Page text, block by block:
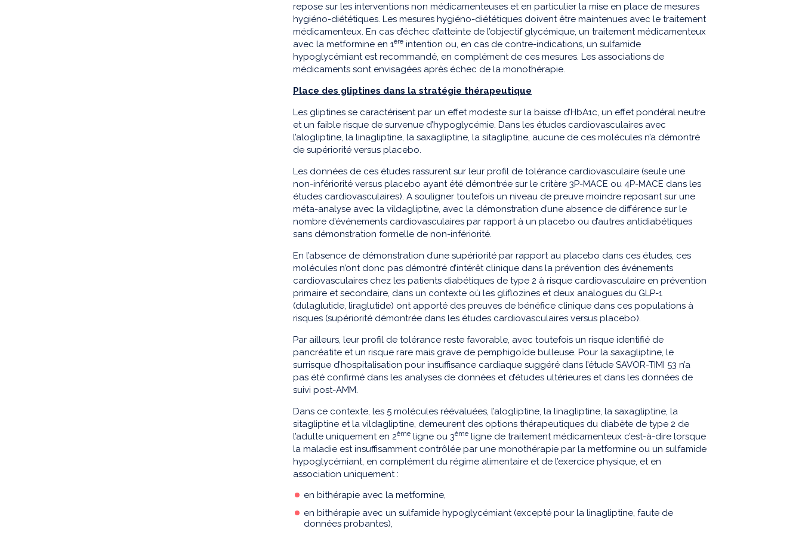
repose sur les interventions non médicamenteuses et en particulier la mise en place de mesures
hygiéno-diététiques. Les mesures hygiéno-diététiques doivent être maintenues avec le traitement
médicamenteux. En cas d’échec d’atteinte de l’objectif glycémique, un traitement médicamenteux
avec la metformine en 1ère intention ou, en cas de contre-indications, un sulfamide
hypoglycémiant est recommandé, en complément de ces mesures. Les associations de
médicaments sont envisagées après échec de la monothérapie.
Place des gliptines dans la stratégie thérapeutique
Les gliptines se caractérisent par un effet modeste sur la baisse d’HbA1c, un effet pondéral neutre
et un faible risque de survenue d’hypoglycémie. Dans les études cardiovasculaires avec
l’alogliptine, la linagliptine, la saxagliptine, la sitagliptine, aucune de ces molécules n’a démontré
de supériorité versus placebo.
Les données de ces études rassurent sur leur profil de tolérance cardiovasculaire (seule une
non-infériorité versus placebo ayant été démontrée sur le critère 3P-MACE ou 4P-MACE dans les
études cardiovasculaires). A souligner toutefois un niveau de preuve moindre reposant sur une
méta-analyse avec la vildagliptine, avec la démonstration d’une absence de différence sur le
nombre d’événements cardiovasculaires par rapport à un placebo ou d’autres antidiabétiques
sans démonstration formelle de non-infériorité.
En l’absence de démonstration d’une supériorité par rapport au placebo dans ces études, ces
molécules n’ont donc pas démontré d’intérêt clinique dans la prévention des événements
cardiovasculaires chez les patients diabétiques de type 2 à risque cardiovasculaire en prévention
primaire et secondaire, dans un contexte où les gliflozines et deux analogues du GLP-1
(dulaglutide, liraglutide) ont apporté des preuves de bénéfice clinique dans ces populations à
risques (supériorité démontrée dans les études cardiovasculaires versus placebo).
Par ailleurs, leur profil de tolérance reste favorable, avec toutefois un risque identifié de
pancréatite et un risque rare mais grave de pemphigoïde bulleuse. Pour la saxagliptine, le
surrisque d’hospitalisation pour insuffisance cardiaque suggéré dans l’étude SAVOR-TIMI 53 n’a
pas été confirmé dans les analyses de données et d’études ultérieures et dans les données de
suivi post-AMM.
Dans ce contexte, les 5 molécules réévaluées, l’alogliptine, la linagliptine, la saxagliptine, la
sitagliptine et la vildagliptine, demeurent des options thérapeutiques du diabète de type 2 de
l’adulte uniquement en 2ème ligne ou 3ème ligne de traitement médicamenteux c’est-à-dire lorsque
la maladie est insuffisamment contrôlée par une monothérapie par la metformine ou un sulfamide
hypoglycémiant, en complément du régime alimentaire et de l’exercice physique, et en
association uniquement :
en bithérapie avec la metformine,
en bithérapie avec un sulfamide hypoglycémiant (excepté pour la linagliptine, faute de
données probantes),